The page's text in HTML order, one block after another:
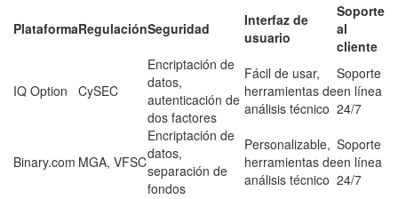
PlataformaRegulaciónSeguridad
Interfaz de
usuario
Soporte
al
cliente
IQ Option CySEC
Encriptación de
datos,
autenticación de
dos factores
Fácil de usar,
herramientas de
análisis técnico
Soporte
en línea
24/7
Binary.com MGA, VFSC
Encriptación de
datos,
separación de
fondos
Personalizable,
herramientas de
análisis técnico
Soporte
en línea
24/7